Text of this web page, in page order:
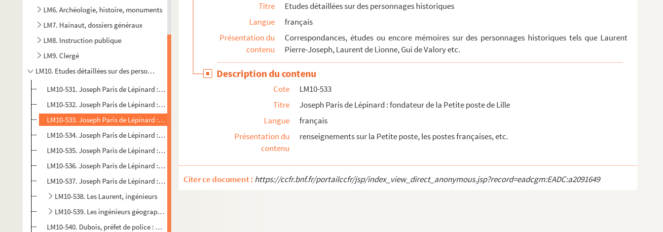
LM6. Archéologie, histoire, monuments
LM7. Hainaut, dossiers généraux
LM8. Instruction publique
LM9. Clergé
LM10. Etudes détaillées sur des personnages historiques
LM10-531. Joseph Paris de Lépinard : article de L. Lemaire
LM10-532. Joseph Paris de Lépinard : préparation des articles de L. Lemaire (contient la matière d'un travail ...
LM10-533. Joseph Paris de Lépinard : fondateur de la Petite poste de Lille
LM10-534. Joseph Paris de Lépinard : aéronaute, Ascension avec Blanchar
LM10-535. Joseph Paris de Lépinard : captivité, "Mon retour à la vie après quinze mois d'agonie", documentatio...
LM10-536. Joseph Paris de Lépinard : journaliste, rédacteur des Feuilles de Flandre, notes et renseignements, ...
LM10-537. Joseph Paris de Lépinard : Annonces, affiches, nouvelles et avis divers pour la province de Flandre ...
LM10-538. Les Laurent, ingénieurs
LM10-539. Les ingénieurs géographes Masse
LM10-540. Dubois, préfet de police : notes
Titre
Etudes détaillées sur des personnages historiques
Langue
français
Présentation du
contenu
Correspondances, études ou encore mémoires sur des personnages historiques tels que Laurent
Pierre-Joseph, Laurent de Lionne, Gui de Valory etc.
Description du contenu
Cote
LM10-533
Titre
Joseph Paris de Lépinard : fondateur de la Petite poste de Lille
Langue
français
Présentation du
contenu
renseignements sur la Petite poste, les postes françaises, etc.
Citer ce document : https://ccfr.bnf.fr/portailccfr/jsp/index_view_direct_anonymous.jsp?record=eadcgm:EADC:a2091649